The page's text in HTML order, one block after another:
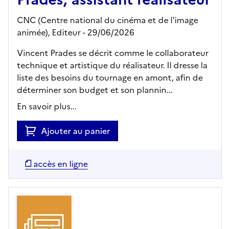
CNC (Centre national du cinéma et de l'image
animée), Editeur- 29/06/2026
Vincent Prades se décrit comme le collaborateur
technique et artistique du réalisateur. Il dresse la
liste des besoins du tournage en amont, afin de
déterminer son budget et son plannin...
En savoir plus...
Ajouter au panier
accès en ligne